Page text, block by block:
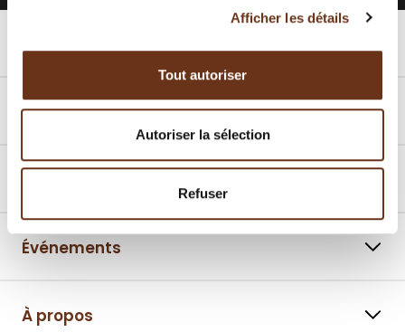
Afficher les détails
Tout autoriser
Autoriser la sélection
Refuser
Forfaits
Événements
À propos